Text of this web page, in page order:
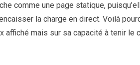
comme une page statique,
la charge en direct. Voilà
affiché mais sur sa capacité à tenir le